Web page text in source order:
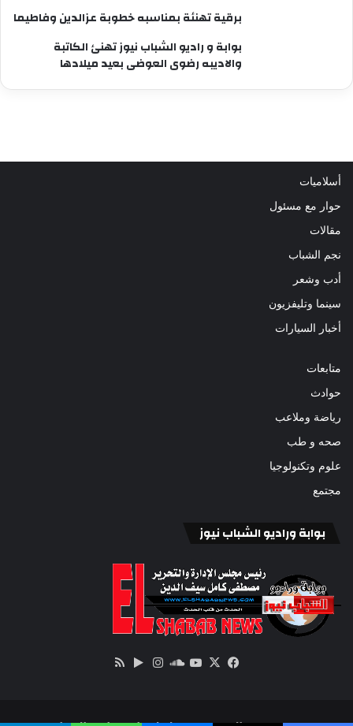
برقية تهنئة بمناسبه خطوبة عزالدين وفاطيما
بوابة و راديو الشباب نيوز تهنئ الكاتبة
والاديبه رضوى العوضى بعيد ميلادها
أسلاميات
حوار مع مسئول
مقالات
نجم الشباب
أدب وشعر
سينما وتليفزيون
أخبار السيارات
متابعات
حوادث
رياضة وملاعب
صحه و طب
علوم وتكنولوجيا
مجتمع
بوابة وراديو الشباب نيوز
فيسبوك
‫X
‫YouTube
ساوندانستقرام‏Google